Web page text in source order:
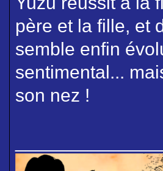
père et la fille, et
semble enfin
sentimental...
son nez !